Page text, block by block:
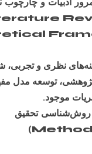
نظری و تجربی،
توسعه مدل
موجود.
تحقیق